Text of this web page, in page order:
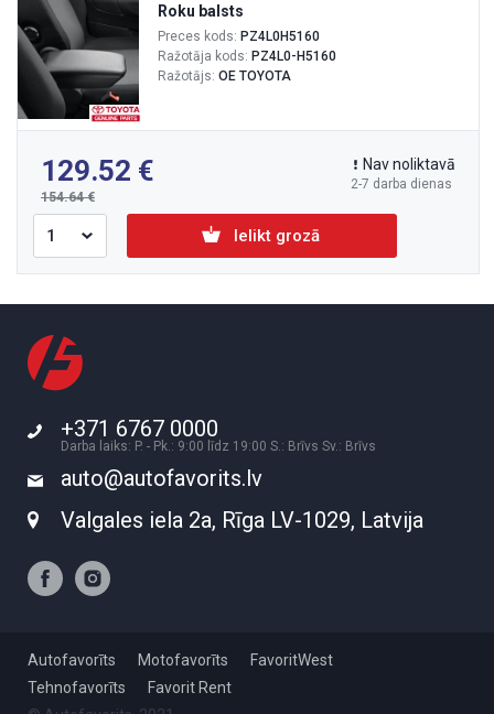
Roku balsts
Preces kods: PZ4L0H5160
Ražotāja kods: PZ4L0-H5160
Ražotājs: OE TOYOTA
129.52
154.64
2-7 darba dienas
Nav noliktavā
Ielikt grozā
+371 6767 0000
Darba laiks: P. - Pk.: 9:00 līdz 19:00 S.: Brīvs Sv.: Brīvs
auto@autofavorits.lv
Valgales iela 2a, Rīga LV-1029, Latvija
Autofavorīts Motofavorīts
FavoritWest
Tehnofavorīts
Favorit Rent